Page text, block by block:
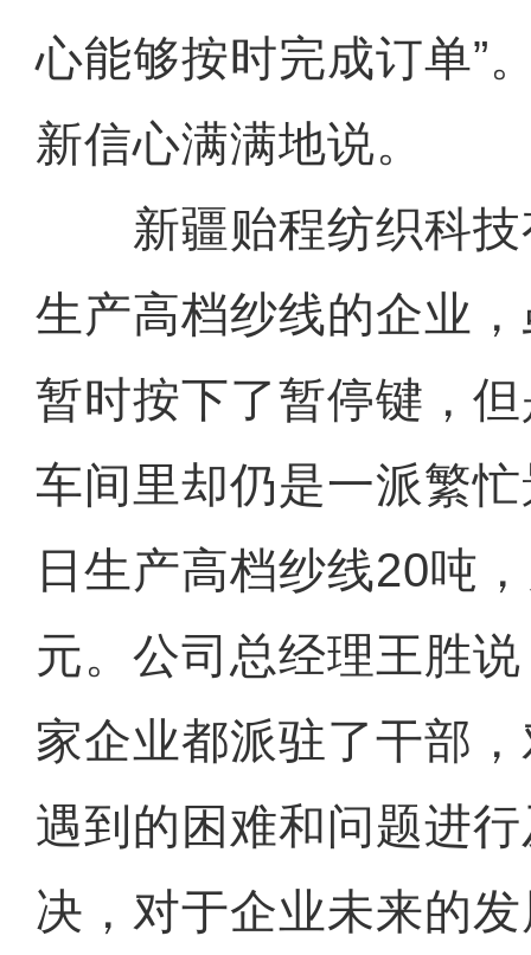
心能够按时完成订单”
新信心满满地说。
新疆贻程纺织科技
生产高档纱线的企业
暂时按下了暂停键，
车间里却仍是一派繁
日生产高档纱线20吨
元。公司总经理王胜
家企业都派驻了干部
遇到的困难和问题进
决，对于企业未来的